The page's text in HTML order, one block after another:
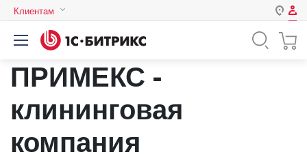
Клиентам
Авторизация
Нет аккаунта?
Логин
Пароль
ПРИМЕКС -
клининговая
компания